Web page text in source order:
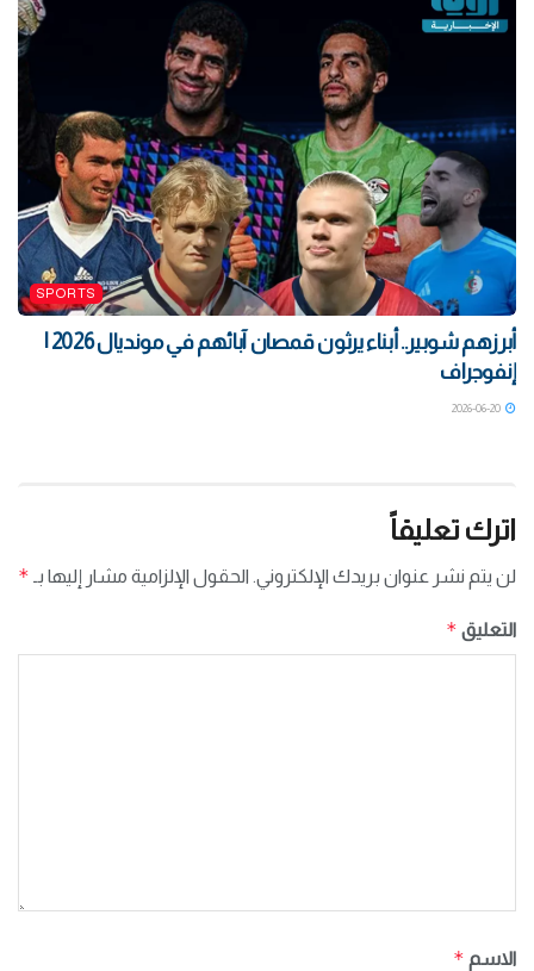
SPORTS
إنفوجراف
اترك تعليقاً
لن يتم نشر عنوان بريدك الإلكتروني. الحقول الإلزامية مشار إليها بـ *
التعليق *
الاسم *